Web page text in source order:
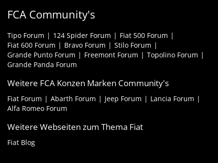
FCA Community's
Tipo Forum 124 Spider Forum
Fiat 500 Forum
Fiat 600 Forum
Bravo Forum
Stilo Forum
Grande Punto Forum
Freemont Forum
Topolino Forum
Grande Panda Forum
Weitere FCA Konzen Marken Community's
Fiat Forum Abarth Forum Jeep Forum
Lancia Forum
Alfa Romeo Forum
Weitere Webseiten zum Thema Fiat
Fiat Blog